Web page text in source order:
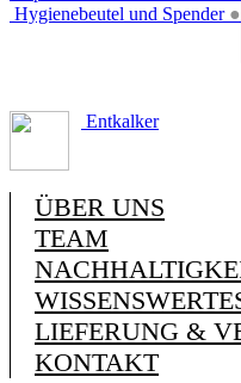
Hygienebeutel und Spender ●
Entkalker
ÜBER UNS
TEAM
LIEFERUNG &
KONTAKT